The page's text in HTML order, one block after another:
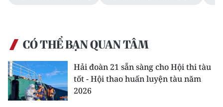
CÓ THỂ BẠN QUAN TÂM
Hải đoàn 21 sẵn sàng cho Hội thi tàu
tốt - Hội thao huấn luyện tàu năm
2026